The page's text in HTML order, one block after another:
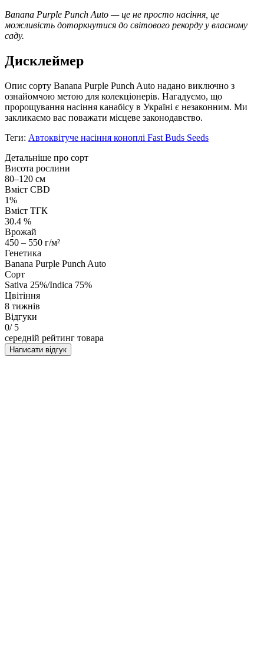
Banana Purple Punch Auto — це не просто насіння, це
можливість доторкнутися до світового рекорду у власному
саду.
Дисклеймер
Опис сорту Banana Purple Punch Auto надано виключно з
ознайомчою метою для колекціонерів. Нагадуємо, що
пророщування насіння канабісу в Україні є незаконним. Ми
закликаємо вас поважати місцеве законодавство.
Теги: Автоквітуче насіння коноплі Fast Buds Seeds
Детальніше про сорт
Висота рослини
80–120 см
Вміст CBD
1%
Вміст ТГК
30.4 %
Врожай
450 – 550 г/м²
Генетика
Banana Purple Punch Auto
Сорт
Sativa 25%/Indica 75%
Цвітіння
8 тижнів
Відгуки
0/ 5
середній рейтинг товара
Написати відгук